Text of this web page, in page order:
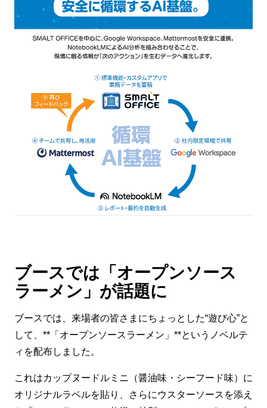
ブースでは「オープンソース
ラーメン」が話題に
ブースでは、来場者の皆さまにちょっとした“遊び心”と
して、**「オープンソースラーメン」**というノベルテ
ィを配布しました。
これはカップヌードルミニ（醤油味・シーフード味）に
オリジナルラベルを貼り、さらにウスターソースを添え